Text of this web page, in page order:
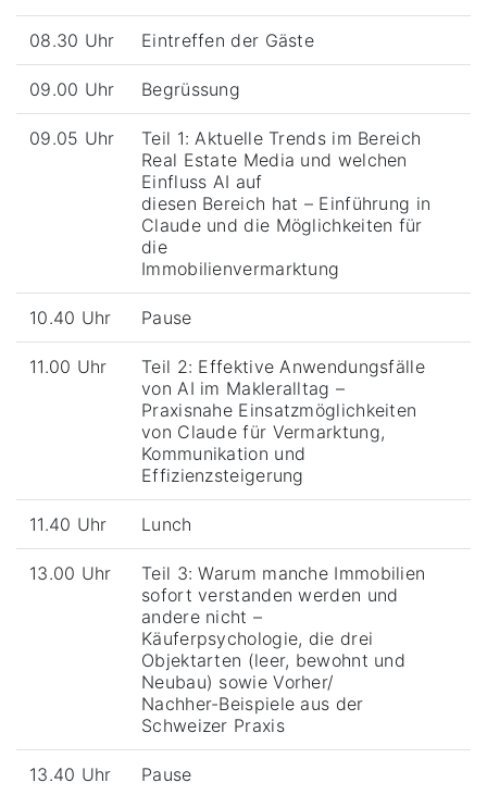
08.30 Uhr Eintreffen der Gäste
09.00 Uhr Begrüssung
09.05 Uhr
Teil 1: Aktuelle Trends im Bereich
Real Estate Media und welchen
Einfluss AI auf
diesen Bereich hat – Einführung in
Claude und die Möglichkeiten für
die
Immobilienvermarktung
10.40 Uhr Pause
11.00 Uhr
Teil 2: Effektive Anwendungsfälle
von AI im Makleralltag –
Praxisnahe Einsatzmöglichkeiten
von Claude für Vermarktung,
Kommunikation und
Effizienzsteigerung
11.40 Uhr Lunch
13.00 Uhr
Teil 3: Warum manche Immobilien
sofort verstanden werden und
andere nicht –
Käuferpsychologie, die drei
Objektarten (leer, bewohnt und
Neubau) sowie Vorher/
Nachher-Beispiele aus der
Schweizer Praxis
13.40 Uhr Pause